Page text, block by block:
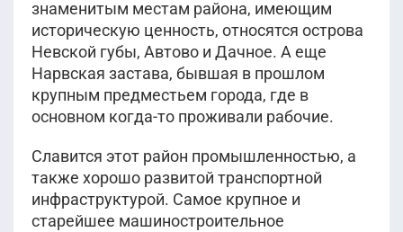
знаменитым местам района, имеющим
историческую ценность, относятся острова
Невской губы, Автово и Дачное. А еще
Нарвская застава, бывшая в прошлом
крупным предместьем города, где в
основном когда-то проживали рабочие.
Славится этот район промышленностью, а
также хорошо развитой транспортной
инфраструктурой. Самое крупное и
старейшее машиностроительное